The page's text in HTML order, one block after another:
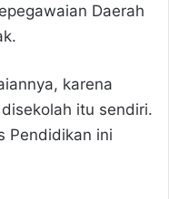
Daerah
karena
itu sendiri.
Pendidikan ini